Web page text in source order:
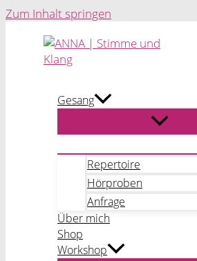
Zum Inhalt springen
Gesang
Repertoire
Hörproben
Anfrage
Über mich
Shop
Workshop